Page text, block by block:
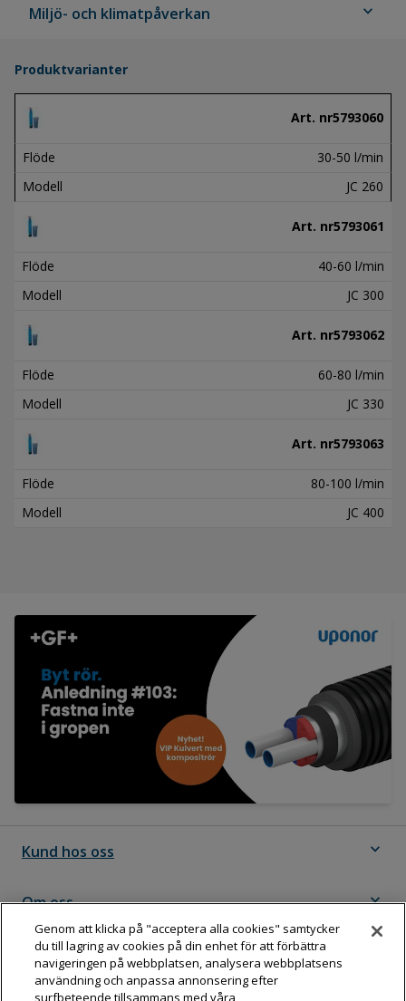
Miljö- och klimatpåverkan expand_more
Produktvarianter
Art. nr5793060
Flöde
30-50 l/min
Modell
JC 260
Art. nr5793061
Flöde
40-60 l/min
Modell
JC 300
Art. nr5793062
Flöde
60-80 l/min
Modell
JC 330
Art. nr5793063
Flöde
80-100 l/min
Modell
JC 400
Kund hos oss expand_more
Om oss expand_more
Följ Dahl
Genom att klicka på "acceptera alla cookies" samtycker
du till lagring av cookies på din enhet för att förbättra
navigeringen på webbplatsen, analysera webbplatsens
användning och anpassa annonsering efter
surfbeteende tillsammans med våra